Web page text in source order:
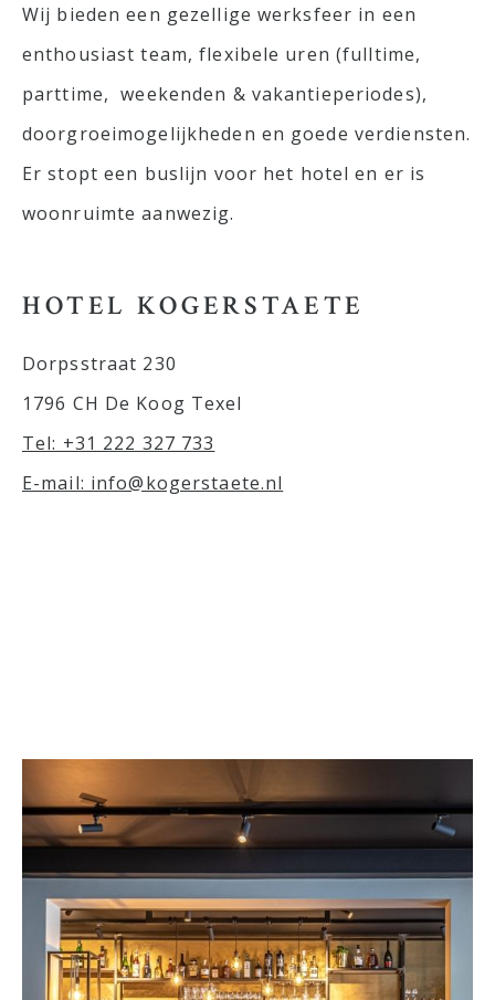
Wij bieden een gezellige werksfeer in een
enthousiast team, flexibele uren (fulltime,
parttime, weekenden & vakantieperiodes),
doorgroeimogelijkheden en goede verdiensten.
Er stopt een buslijn voor het hotel en er is
woonruimte aanwezig.
HOTEL KOGERSTAETE
Dorpsstraat 230
1796 CH De Koog Texel
Tel: +31 222 327 733
E-mail: info@kogerstaete.nl